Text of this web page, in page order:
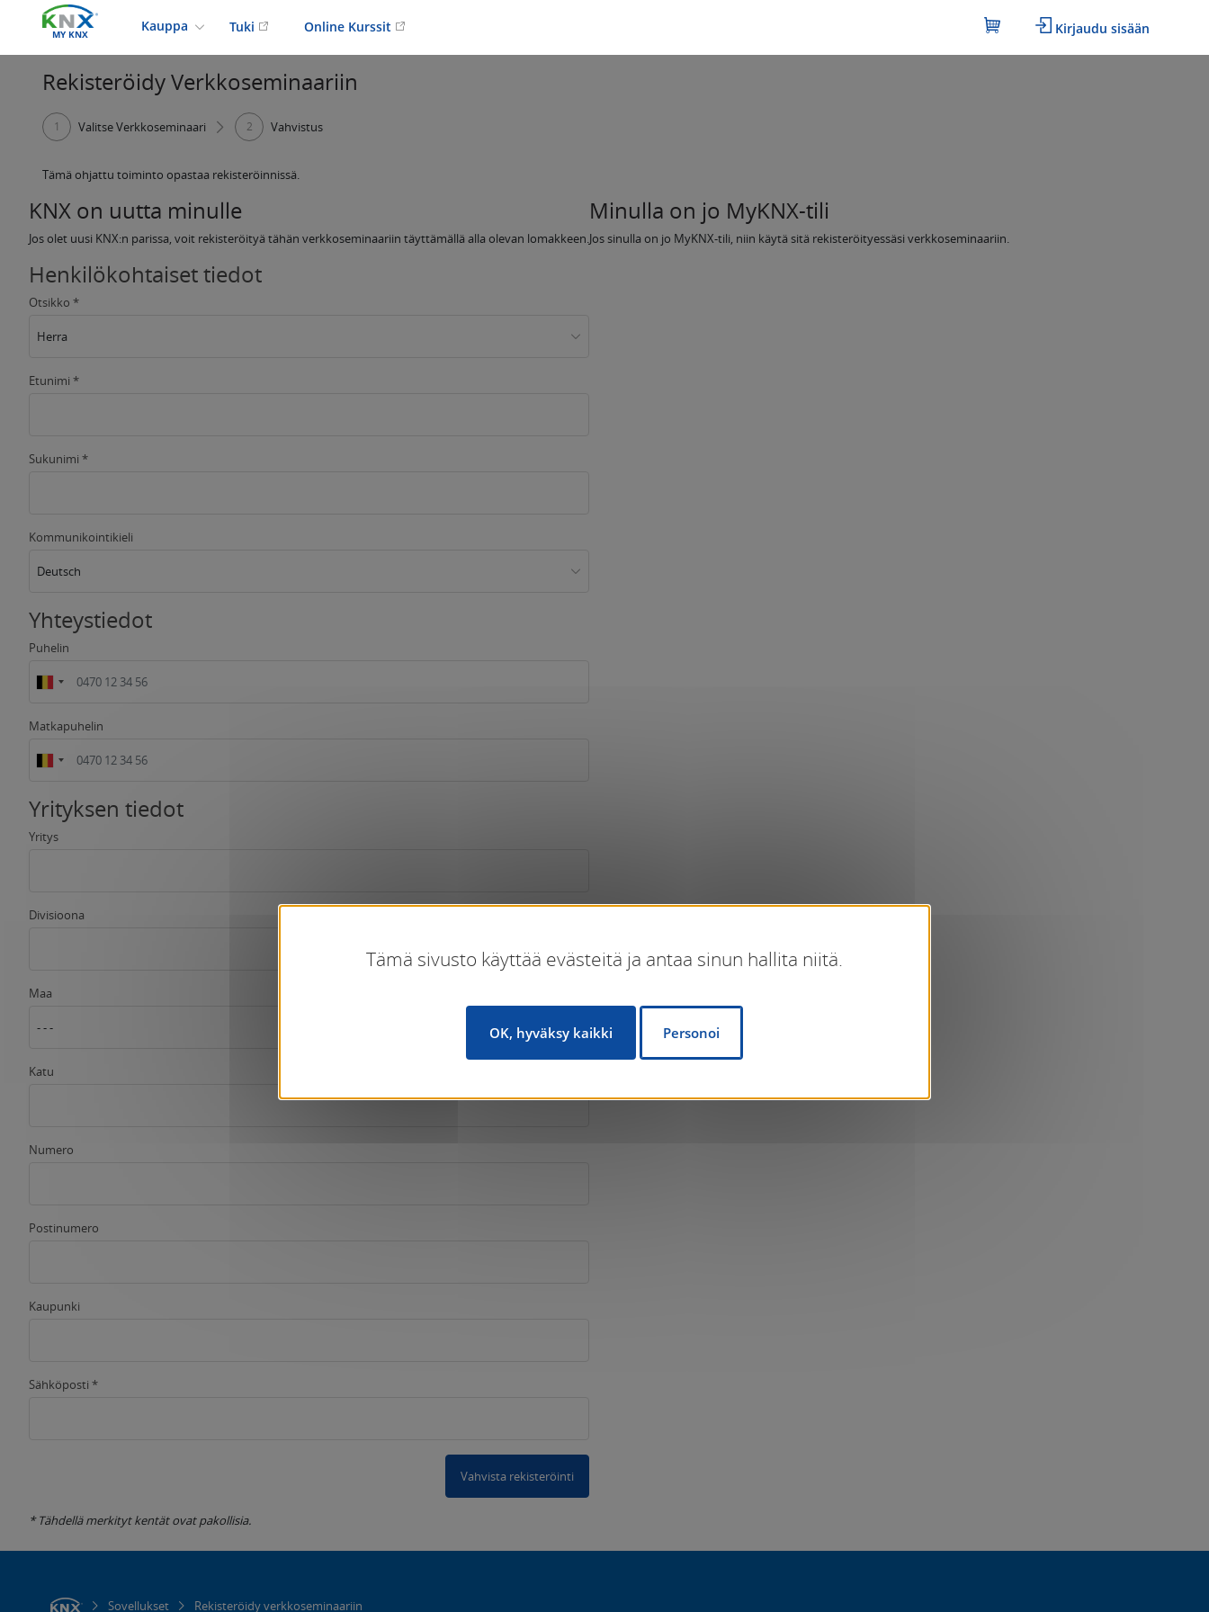
MY KNX
Kauppa Tuki Online Kurssit Kirjaudu sisään
Rekisteröidy Verkkoseminaariin
1 Valitse Verkkoseminaari 2 Vahvistus
Tämä ohjattu toiminto opastaa rekisteröinnissä.
KNX on uutta minulle
Jos olet uusi KNX:n parissa, voit rekisteröityä tähän verkkoseminaariin täyttämällä alla olevan lomakkeen.
Henkilökohtaiset tiedot
Otsikko *
Herra
Etunimi *
Sukunimi *
Kommunikointikieli
Deutsch
Yhteystiedot
Puhelin
Matkapuhelin
Yrityksen tiedot
Yritys
Divisioona
Maa
- - -
Katu
Numero
Postinumero
Kaupunki
Sähköposti *
Vahvista rekisteröinti
* Tähdellä merkityt kentät ovat pakollisia.
Minulla on jo MyKNX-tili
Jos sinulla on jo MyKNX-tili, niin käytä sitä rekisteröityessäsi verkkoseminaariin.
Sovellukset Rekisteröidy verkkoseminaariin
Tämä sivusto käyttää evästeitä ja antaa sinun hallita niitä.
OK, hyväksy kaikki Personoi